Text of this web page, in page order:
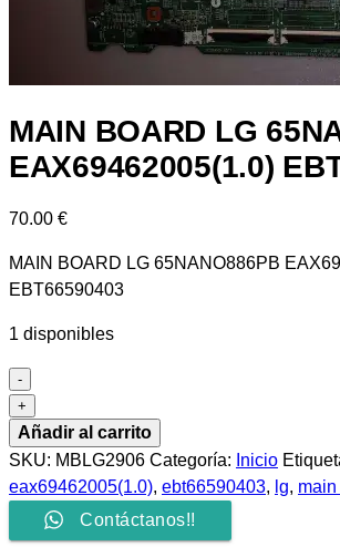
MAIN BOARD LG
EAX69462005(1.0)
70.00 €
MAIN BOARD LG 65NANO886PB
EBT66590403
1 disponibles
-
MAIN
BOARD
LG
65NANO886PB
EAX69462005(1.0)
EBT66590403
+
Añadir al carrito
SKU: MBLG2906 Categoría: Inicio
eax69462005(1.0), ebt66590403, lg, main
Contáctanos!!